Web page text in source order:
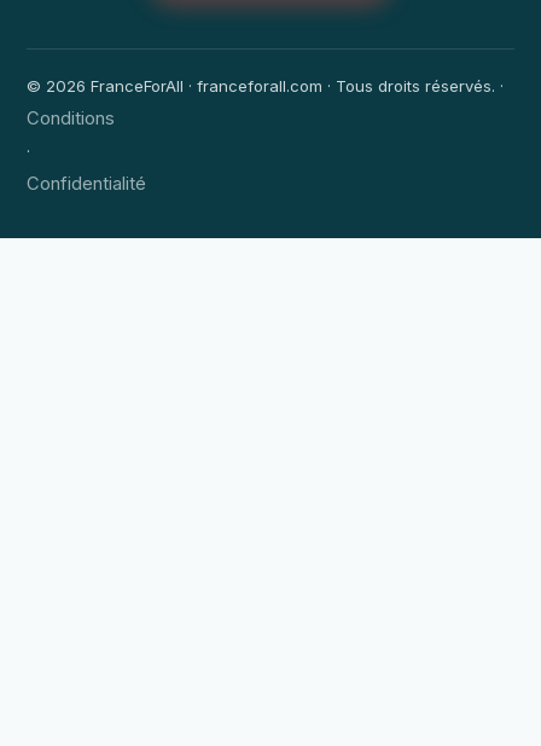
© 2026 FranceForAll · franceforall.com · Tous droits réservés. ·
Conditions
·
Confidentialité